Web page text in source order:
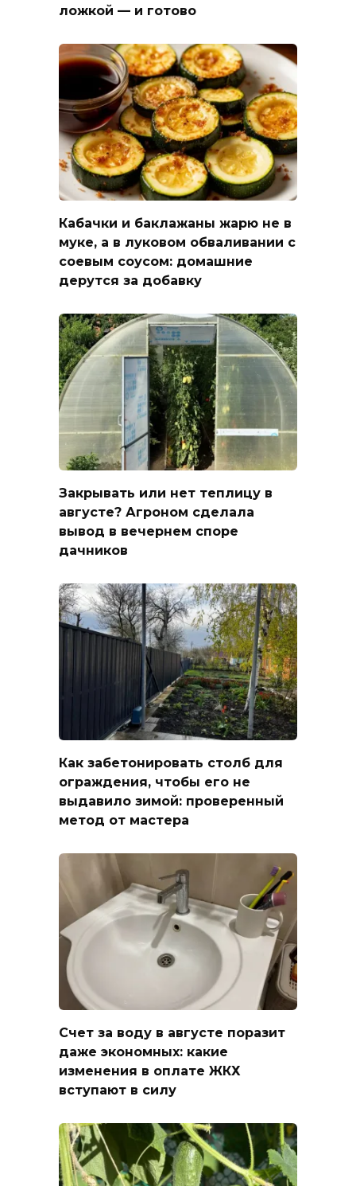
ложкой — и готово
Кабачки и баклажаны жарю не в
муке, а в луковом обваливании с
соевым соусом: домашние
дерутся за добавку
Закрывать или нет теплицу в
августе? Агроном сделала
вывод в вечернем споре
дачников
Как забетонировать столб для
ограждения, чтобы его не
выдавило зимой: проверенный
метод от мастера
Счет за воду в августе поразит
даже экономных: какие
изменения в оплате ЖКХ
вступают в силу